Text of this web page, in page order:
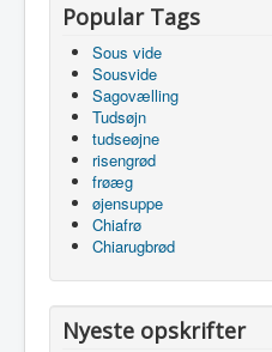
Popular Tags
Sous vide
Sousvide
Sagovælling
Tudsøjn
tudseøjne
risengrød
frøæg
øjensuppe
Chiafrø
Chiarugbrød
Nyeste opskrifter